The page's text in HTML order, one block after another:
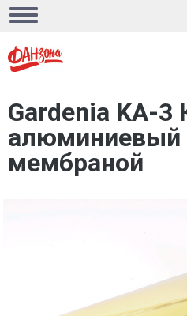
Gardenia KA-3
алюминиевый
мембраной